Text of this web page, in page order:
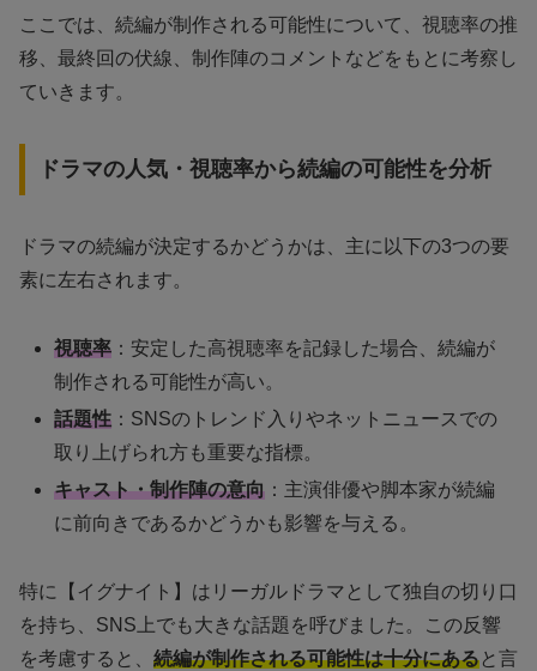
ここでは、続編が制作される可能性について、視聴率の推
移、最終回の伏線、制作陣のコメントなどをもとに考察し
ていきます。
ドラマの人気・視聴率から続編の可能性を分析
ドラマの続編が決定するかどうかは、主に以下の3つの要
素に左右されます。
視聴率 ：安定した高視聴率を記録した場合、続編が
制作される可能性が高い。
話題性 ：SNSのトレンド入りやネットニュースでの
取り上げられ方も重要な指標。
キャスト・制作陣の意向 ：主演俳優や脚本家が続編
に前向きであるかどうかも影響を与える。
特に【イグナイト】はリーガルドラマとして独自の切り口
を持ち、SNS上でも大きな話題を呼びました。この反響
を考慮すると、 続編が制作される可能性は十分にあると言